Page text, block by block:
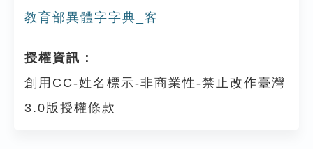
教育部異體字字典_客
授權資訊：
創用CC-姓名標示-非商業性-禁止改作臺灣
3.0版授權條款